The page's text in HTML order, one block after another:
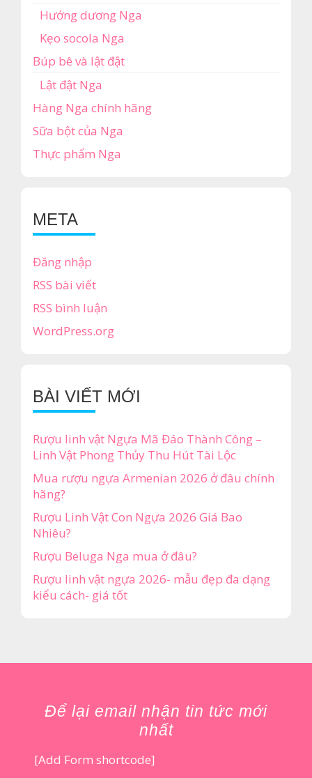
Hướng dương Nga
Kẹo socola Nga
Búp bê và lật đật
Lật đật Nga
Hàng Nga chính hãng
Sữa bột của Nga
Thực phẩm Nga
META
Đăng nhập
RSS bài viết
RSS bình luận
WordPress.org
BÀI VIẾT MỚI
Rượu linh vật Ngựa Mã Đáo Thành Công –
Linh Vật Phong Thủy Thu Hút Tài Lộc
Mua rượu ngựa Armenian 2026 ở đâu chính
hãng?
Rượu Linh Vật Con Ngựa 2026 Giá Bao
Nhiêu?
Rượu Beluga Nga mua ở đâu?
Rượu linh vật ngựa 2026- mẫu đẹp đa dạng
kiểu cách- giá tốt
Để lại email nhận tin tức mới
nhất
[Add Form shortcode]